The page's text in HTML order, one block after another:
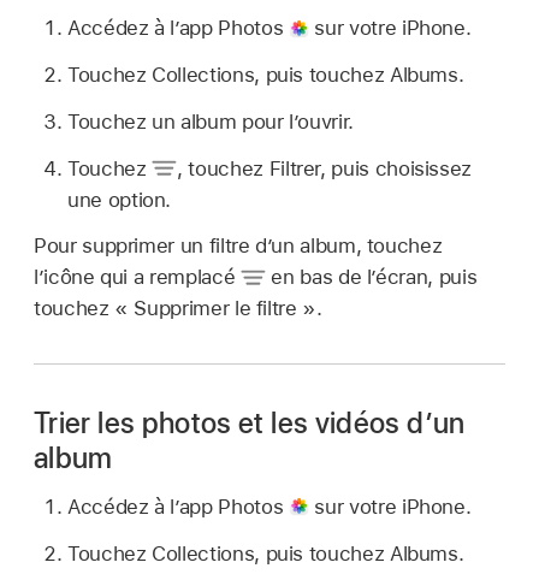
Accédez à l’app Photos
sur votre iPhone.
Touchez Collections, puis touchez Albums.
Touchez un album pour l’ouvrir.
Touchez
,touchez Filtrer, puis choisissez
une option.
Pour supprimer un filtre d’un album, touchez
l’icône qui a remplacé
en bas de l’écran, puis
touchez « Supprimer le filtre ».
Trier les photos et les vidéos d’un
album
Accédez à l’app Photos
sur votre iPhone.
Touchez Collections, puis touchez Albums.